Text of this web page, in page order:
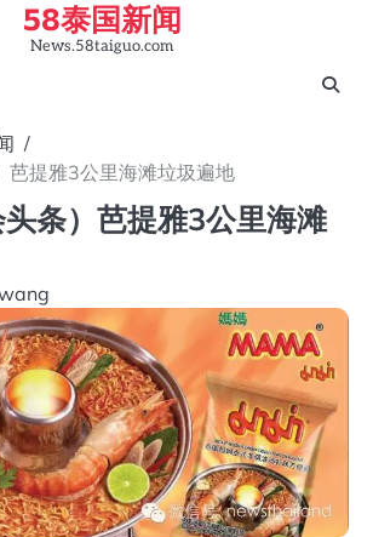
58泰国新闻
News.58taiguo.com
芭提雅3公里海滩垃圾遍地
头条）芭提雅3公里海滩